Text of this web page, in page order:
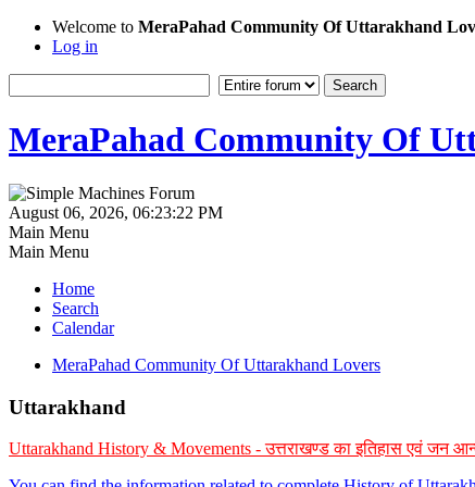
Welcome to MeraPahad Community Of Uttarakhand
Log in
MeraPahad Community Of
August 06, 2026, 06:23:22 PM
Main Menu
Main Menu
Home
Search
Calendar
MeraPahad Community Of Uttarakhand Lovers
Uttarakhand
Uttarakhand History & Movements - उत्तराखण्ड का इतिहास एवं जन